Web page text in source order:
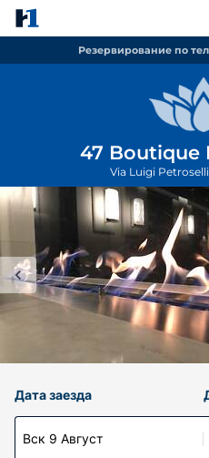
Резервирование по
47 Boutique
Via Luigi
Дата заезда
Вск 9 Август